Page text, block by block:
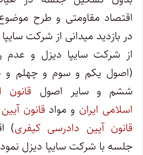
اقتصاد مقاومتی و طرح
در بازدید میدانی از شرکت
از شرکت سایپا دیزل و عدم
(اصول یکم و سوم و چهلم و
ششم و سایر اصول
اسلامی ایران و مواد قانون
قانون آیین دادرسی کیفری)
جلسه با شرکت سایپا دیزل